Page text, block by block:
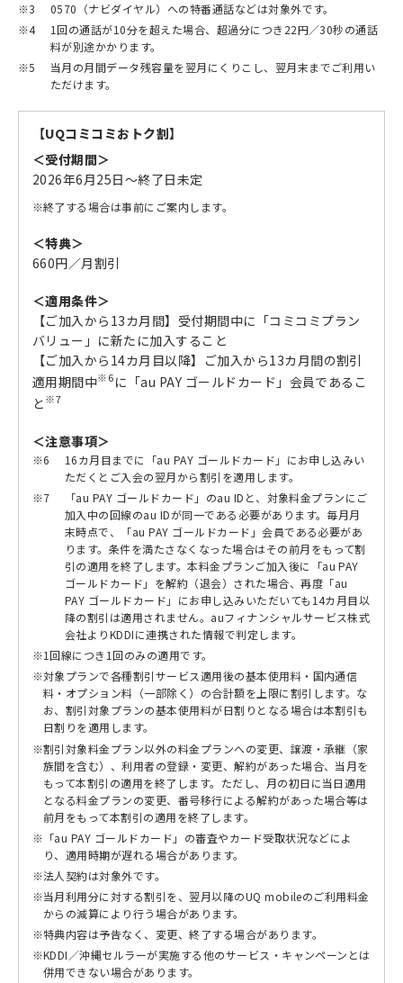
※3
0570（ナビダイヤル）への特番通話などは対象外です。
※4
1回の通話が10分を超えた場合、超過分につき22円／30秒の通話
料が別途かかります。
※5
当月の月間データ残容量を翌月にくりこし、翌月末までご利用い
ただけます。
【UQコミコミおトク割】
＜受付期間＞
2026年6月25日～終了日未定
※終了する場合は事前にご案内します。
＜特典＞
660円／月割引
＜適用条件＞
【ご加入から13カ月間】受付期間中に「コミコミプラン
バリュー」に新たに加入すること
【ご加入から14カ月目以降】ご加入から13カ月間の割引
適用期間中※6に「au PAY ゴールドカード」会員であるこ
と※7
＜注意事項＞
※6
16カ月目までに「au PAY ゴールドカード」にお申し込みい
ただくとご入会の翌月から割引を適用します。
※7
「au PAY ゴールドカード」のau IDと、対象料金プランにご
加入中の回線のau IDが同一である必要があります。毎月月
末時点で、「au PAY ゴールドカード」会員である必要があ
ります。条件を満たさなくなった場合はその前月をもって割
引の適用を終了します。本料金プランご加入後に「au PAY
ゴールドカード」を解約（退会）された場合、再度「au
PAY ゴールドカード」にお申し込みいただいても14カ月目以
降の割引は適用されません。auフィナンシャルサービス株式
会社よりKDDIに連携された情報で判定します。
※1回線につき1回のみの適用です。
※対象プランで各種割引サービス適用後の基本使用料・国内通信
料・オプション料（一部除く）の合計額を上限に割引します。な
お、割引対象プランの基本使用料が日割りとなる場合は本割引も
日割りを適用します。
※割引対象料金プラン以外の料金プランへの変更、譲渡・承継（家
族間を含む）、利用者の登録・変更、解約があった場合、当月を
もって本割引の適用を終了します。ただし、月の初日に当日適用
となる料金プランの変更、番号移行による解約があった場合等は
前月をもって本割引の適用を終了します。
※ 「au PAY ゴールドカード」の審査やカード受取状況などによ
り、適用時期が遅れる場合があります。
※法人契約は対象外です。
※当月利用分に対する割引を、翌月以降のUQ mobileのご利用料金
からの減算により行う場合があります。
※特典内容は予告なく、変更、終了する場合があります。
※KDDI／沖縄セルラーが実施する他のサービス・キャンペーンとは
併用できない場合があります。